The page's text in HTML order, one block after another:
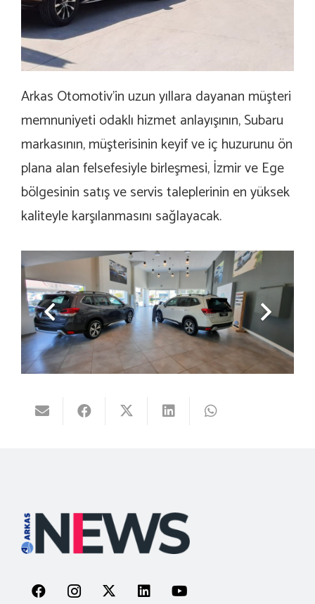
Arkas Otomotiv’in uzun yıllara dayanan müşteri
memnuniyeti odaklı hizmet anlayışının, Subaru
markasının, müşterisinin keyif ve iç huzurunu ön
plana alan felsefesiyle birleşmesi, İzmir ve Ege
bölgesinin satış ve servis taleplerinin en yüksek
kaliteyle karşılanmasını sağlayacak.